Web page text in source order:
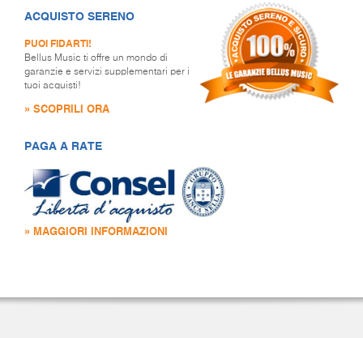
ACQUISTO SERENO
PUOI FIDARTI!
Bellus Music ti offre un mondo di
garanzie e servizi supplementari per i
tuoi acquisti!
» SCOPRILI ORA
PAGA A RATE
» MAGGIORI INFORMAZIONI